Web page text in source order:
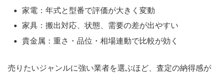
家電：年式と型番で評価が大きく変動
家具：搬出対応、状態、需要の差が出やすい
貴金属：重さ・品位・相場連動で比較が効く
売りたいジャンルに強い業者を選ぶほど、査定の納得感が